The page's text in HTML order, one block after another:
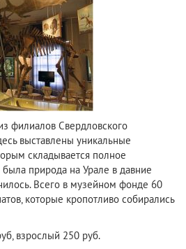
филиалов Свердловского
выставлены уникальные
складывается полное
природа на Урале в давние
Всего в музейном фонде 60
которые кропотливо собирались
взрослый 250 руб.